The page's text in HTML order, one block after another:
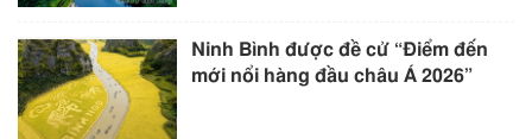
Ninh Bình được đề cử “Điểm đến
mới nổi hàng đầu châu Á 2026”